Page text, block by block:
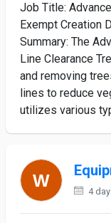
Job Title:
Exempt Creation
Summary: The
Line Clearance
and removing
lines to reduce
utilizes various
4